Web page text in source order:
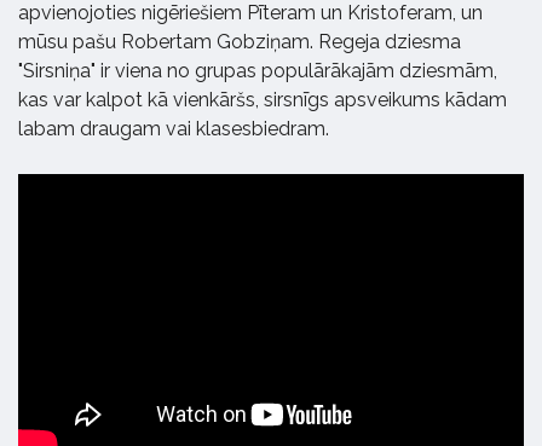
apvienojoties nigēriešiem Pīteram un Kristoferam, un
mūsu pašu Robertam Gobziņam. Regeja dziesma
"Sirsniņa" ir viena no grupas populārākajām dziesmām,
kas var kalpot kā vienkāršs, sirsnīgs apsveikums kādam
labam draugam vai klasesbiedram.